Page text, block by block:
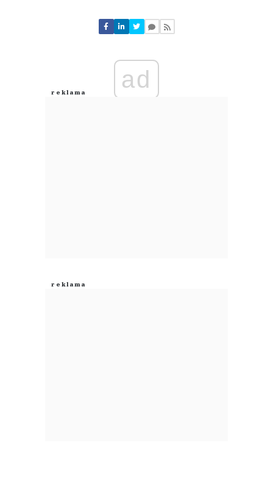
Nie znaleziono komentarzy
Zostaw swoje komentarze
Anuluj
ad